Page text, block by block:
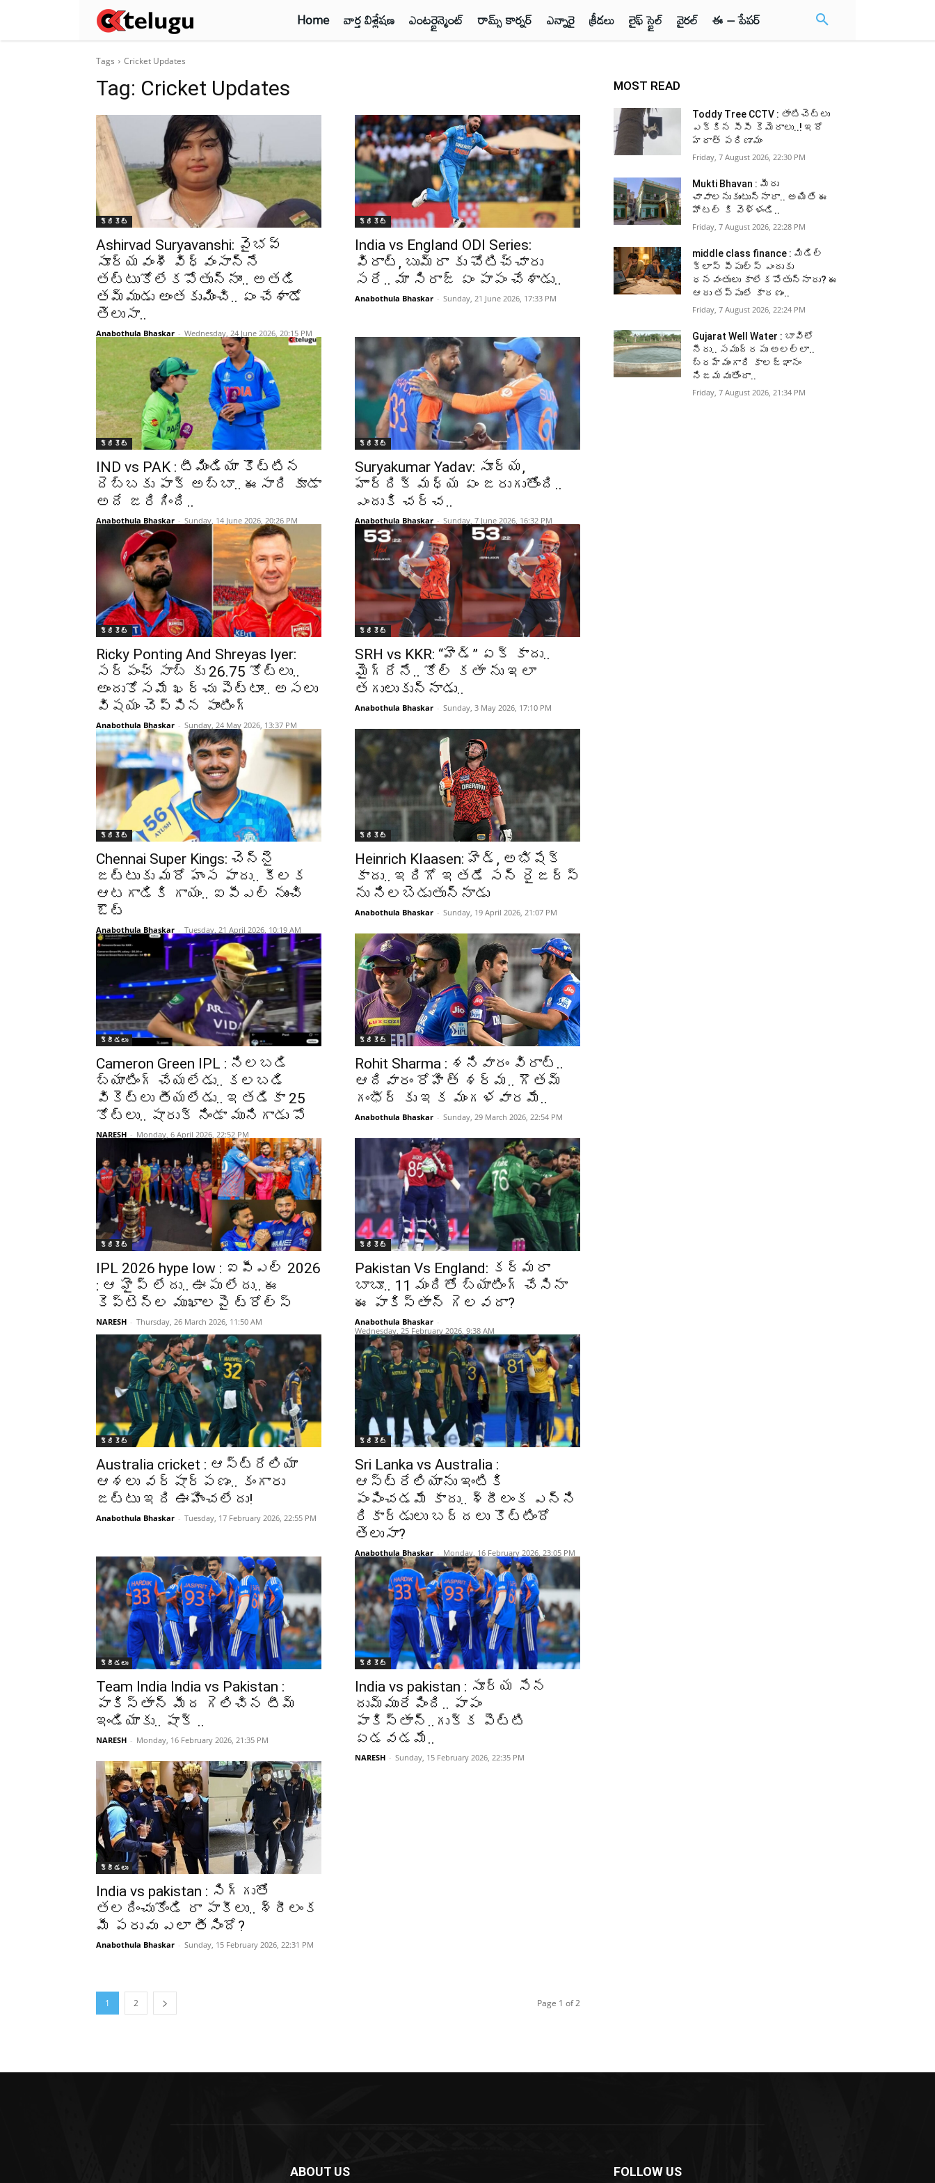
Home వార్త విశ్లేషణ ఎంటర్టైన్మెంట్ రామ్స్ కార్నర్ ఎన్నారై క్రీడలు లైఫ్ స్టైల్ వైరల్ ఈ – పేపర్
Tags Cricket Updates
Tag: Cricket Updates
క్రికెట్‌
Ashirvad Suryavanshi: వైభవ్
సూర్యవంశీ విధ్వంసాన్నే
తట్టుకోలేకపోతున్నాం.. అతడి
తమ్ముడు అంతకుమించి.. ఏం చేశాడో
తెలుసా..
Anabothula Bhaskar - Wednesday, 24 June 2026, 20:15 PM
క్రికెట్‌
India vs England ODI Series:
విరాట్, బుమ్రా కు చోటిచ్చారు
సరే.. మా సిరాజ్ ఏం పాపం చేశాడు..
Anabothula Bhaskar - Sunday, 21 June 2026, 17:33 PM
క్రికెట్‌
IND vs PAK : టీమిండియా కొట్టిన
దెబ్బకు పాక్ అబ్బా.. ఈసారి కూడా
అదే జరిగింది..
Anabothula Bhaskar - Sunday, 14 June 2026, 20:26 PM
క్రికెట్‌
Suryakumar Yadav: సూర్య,
హార్దిక్ మధ్య ఏం జరుగుతోంది..
ఎందుకి చర్చ..
Anabothula Bhaskar - Sunday, 7 June 2026, 16:32 PM
క్రికెట్‌
Ricky Ponting And Shreyas Iyer:
సర్పంచ్ సాబ్ కు 26.75 కోట్లు..
అందుకోసమే ఖర్చు పెట్టాం.. అసలు
విషయం చెప్పిన పాంటింగ్
Anabothula Bhaskar - Sunday, 24 May 2026, 13:37 PM
క్రికెట్‌
SRH vs KKR: “హెడ్” ఏక్ కాదు..
మైగ్రేనే.. కోల్ కతా ను ఇలా
తగులుకున్నాడు..
Anabothula Bhaskar - Sunday, 3 May 2026, 17:10 PM
క్రికెట్‌
Chennai Super Kings: చెన్నై
జట్టుకు మరో హంస పాదు.. కీలక
ఆటగాడికి గాయం.. ఐపీఎల్ నుంచి
ఔట్
Anabothula Bhaskar - Tuesday, 21 April 2026, 10:19 AM
క్రికెట్‌
Heinrich Klaasen: హెడ్, అభిషేక్
కాదు.. ఇదిగో ఇతడే సన్ రైజర్స్
ను నిలబెడుతున్నాడు
Anabothula Bhaskar - Sunday, 19 April 2026, 21:07 PM
క్రీడలు
Cameron Green IPL : నిలబడి
బ్యాటింగ్ చేయలేడు.. కలబడి
వికెట్లు తీయలేడు.. ఇతడికా 25
కోట్లు.. షారుక్ నిండా మునిగాడు పో
NARESH - Monday, 6 April 2026, 22:52 PM
క్రికెట్‌
Rohit Sharma : శనివారం విరాట్..
ఆదివారం రోహిత్ శర్మ.. గౌతమ్
గంభీర్ కు ఇక మంగళవారమే..
Anabothula Bhaskar - Sunday, 29 March 2026, 22:54 PM
క్రికెట్‌
IPL 2026 hype low : ఐపీఎల్ 2026
: ఆ హైప్ లేదు.. ఊపు లేదు.. ఈ
కెప్టెన్ల ముఖాలపై ట్రోల్స్
NARESH - Thursday, 26 March 2026, 11:50 AM
క్రికెట్‌
Pakistan Vs England: కర్మరా
బాబూ.. 11 మందితో బ్యాటింగ్ చేసినా
ఈ పాకిస్తాన్ గెలవదా?
Anabothula Bhaskar -
Wednesday, 25 February 2026, 9:38 AM
క్రికెట్‌
Australia cricket : ఆస్ట్రేలియా
ఆశలు వర్షార్పణం.. కంగారు
జట్టు ఇది ఊహించలేదు!
Anabothula Bhaskar - Tuesday, 17 February 2026, 22:55 PM
క్రికెట్‌
Sri Lanka vs Australia :
ఆస్ట్రేలియాను ఇంటికి
పంపించడమే కాదు.. శ్రీలంక ఎన్ని
రికార్డులు బద్దలు కొట్టిందో
తెలుసా?
Anabothula Bhaskar - Monday, 16 February 2026, 23:05 PM
క్రీడలు
Team India India vs Pakistan :
పాకిస్తాన్ మీద గెలిచిన టీమ్
ఇండియాకు.. షాక్ ..
NARESH - Monday, 16 February 2026, 21:35 PM
క్రికెట్‌
India vs pakistan : సూర్య సేన
దుమ్మురేపింది.. పాపం
పాకిస్తాన్..గుక్క పెట్టి
ఏడవడమే..
NARESH - Sunday, 15 February 2026, 22:35 PM
క్రీడలు
India vs pakistan : సిగ్గుతో
తలదించుకోండి రా పాకీలు.. శ్రీలంక
మీ పరువు ఎలా తీసిందో?
Anabothula Bhaskar - Sunday, 15 February 2026, 22:31 PM
1 2 Page 1 of 2
MOST READ
Toddy Tree CCTV : తాటిచెట్లు
ఎక్కిన సీసీ కెమెరాలు..! ఇదో
హఠాత్ పరిణామం
Friday, 7 August 2026, 22:30 PM
Mukti Bhavan : మీరు
చావాలనుకుంటున్నారా.. అయితే ఈ
హోటల్ కి వెళ్ళండి..
Friday, 7 August 2026, 22:28 PM
middle class finance : మిడిల్
క్లాస్ పీపుల్స్ ఎందుకు
ధనవంతులు కాలేకపోతున్నారు? ఈ
ఆరు తప్పులే కారణం..
Friday, 7 August 2026, 22:24 PM
Gujarat Well Water : బావిలో
నీరు.. సముద్రపు అలల్లా..
బ్రహ్మంగారి కాలజ్ఞానం
నిజమవుతోందా..
Friday, 7 August 2026, 21:34 PM
ABOUT US FOLLOW US